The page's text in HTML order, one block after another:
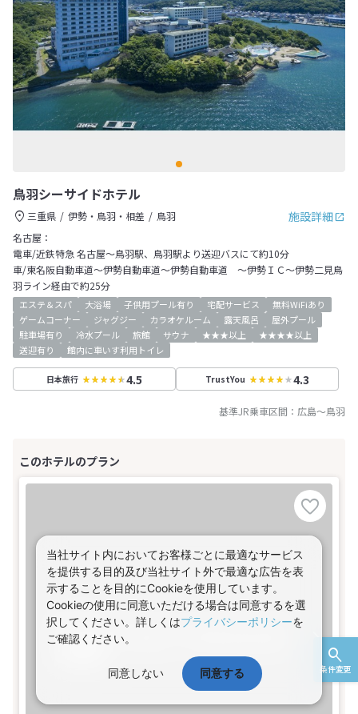
条件変更
鳥羽シーサイドホテル
施設詳細
三重県 伊勢・鳥羽・相差
鳥羽
名古屋：
電車/近鉄特急 名古屋～鳥羽駅、鳥羽駅より送迎バスにて約10分
車/東名阪自動車道～伊勢自動車道～伊勢自動車道 ～伊勢ＩＣ～伊勢二見鳥
羽ライン経由で約25分
エステ＆スパ 大浴場 子供用プール有り 宅配サービス
無料WiFiあり
ゲームコーナー
ジャグジー カラオケルーム 露天風呂
屋外プール
駐車場有り
冷水プール 旅館 サウナ ★★★以上
★★★★以上
送迎有り
館内に車いす利用トイレ
日本旅行 4.5 TrustYou 4.3
基準JR乗車区間： 広島～鳥羽
当社サイト内においてお客様ごとに最適なサービス
を提供する目的及び当社サイト外で最適な広告を表
示することを目的にCookieを使用しています。
Cookieの使用に同意いただける場合は同意するを選
択してください。詳しくはプライバシーポリシーを
ご確認ください。
同意しない 同意する